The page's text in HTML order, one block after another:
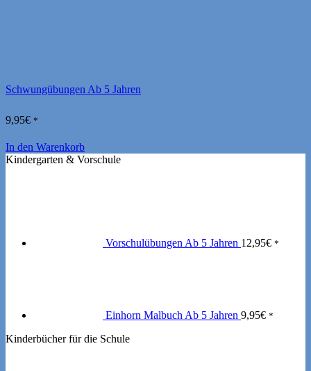
Schwungübungen Ab 5 Jahren
9,95€ *
In den Warenkorb
Kindergarten & Vorschule
Vorschulübungen Ab 5 Jahren 12,95€ *
Einhorn Malbuch Ab 5 Jahren 9,95€ *
Kinderbücher für die Schule